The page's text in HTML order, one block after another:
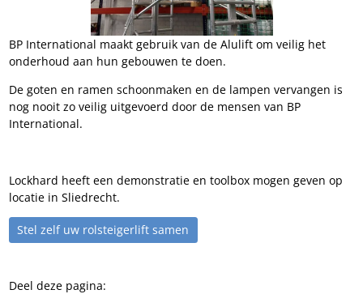
BP International maakt gebruik van de Alulift om veilig het
onderhoud aan hun gebouwen te doen.
De goten en ramen schoonmaken en de lampen vervangen is
nog nooit zo veilig uitgevoerd door de mensen van BP
International.
Lockhard heeft een demonstratie en toolbox mogen geven op
locatie in Sliedrecht.
Stel zelf uw rolsteigerlift samen
Deel deze pagina: